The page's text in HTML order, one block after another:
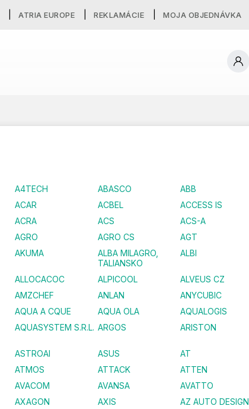
ATRIA EUROPE REKLAMÁCIE MOJA OBJEDNÁVKA
A4TECH ABASCO ABB
ACAR ACBEL ACCESS IS
ACRA ACS ACS-A
AGRO AGRO CS AGT
AKUMA
ALBA MILAGRO,
TALIANSKO
ALBI
ALLOCACOC ALPICOOL ALVEUS CZ
AMZCHEF ANLAN ANYCUBIC
AQUA A CQUE AQUA OLA AQUALOGIS
AQUASYSTEM S.R.L. ARGOS ARISTON
ASTROAI ASUS AT
ATMOS ATTACK ATTEN
AVACOM AVANSA AVATTO
AXAGON AXIS AZ AUTO DESIGN